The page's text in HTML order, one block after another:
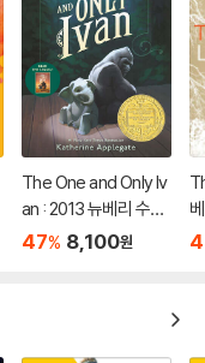
The One and Only Iv
an : 2013 뉴베리 수상
작
47% 8,100원